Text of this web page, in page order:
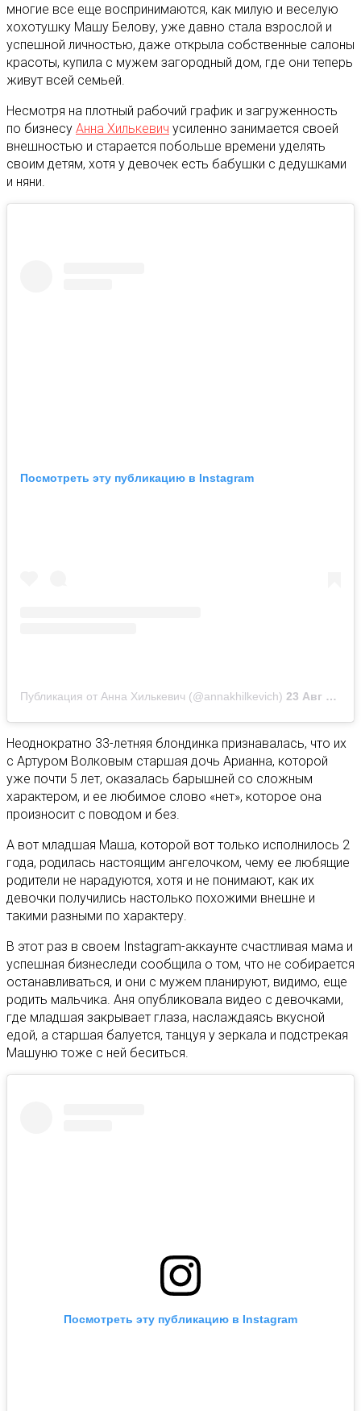
многие все еще воспринимаются, как милую и веселую
хохотушку Машу Белову, уже давно стала взрослой и
успешной личностью, даже открыла собственные салоны
красоты, купила с мужем загородный дом, где они теперь
живут всей семьей.
Несмотря на плотный рабочий график и загруженность
по бизнесу Анна Хилькевич усиленно занимается своей
внешностью и старается побольше времени уделять
своим детям, хотя у девочек есть бабушки с дедушками
и няни.
Посмотреть эту публикацию в Instagram
Публикация от Анна Хилькевич (@annakhilkevich) 23 Авг 2020 в 5:07 PDT
Неоднократно 33-летняя блондинка признавалась, что их
с Артуром Волковым старшая дочь Арианна, которой
уже почти 5 лет, оказалась барышней со сложным
характером, и ее любимое слово «нет», которое она
произносит с поводом и без.
А вот младшая Маша, которой вот только исполнилось 2
года, родилась настоящим ангелочком, чему ее любящие
родители не нарадуются, хотя и не понимают, как их
девочки получились настолько похожими внешне и
такими разными по характеру.
В этот раз в своем Instagram-аккаунте счастливая мама и
успешная бизнеследи сообщила о том, что не собирается
останавливаться, и они с мужем планируют, видимо, еще
родить мальчика. Аня опубликовала видео с девочками,
где младшая закрывает глаза, наслаждаясь вкусной
едой, а старшая балуется, танцуя у зеркала и подстрекая
Машуню тоже с ней беситься.
Посмотреть эту публикацию в Instagram